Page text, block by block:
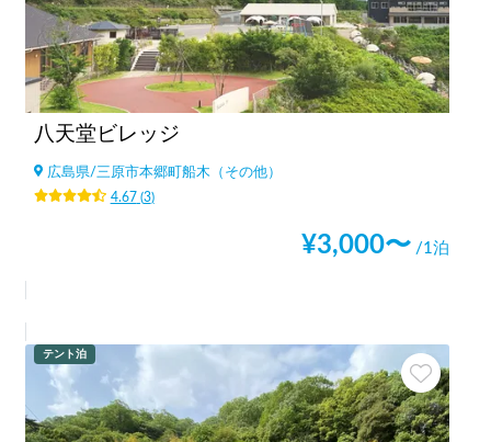
八天堂ビレッジ
広島県/三原市本郷町船木（その他）
4.67(3)
¥3,000〜 /1泊
テント泊